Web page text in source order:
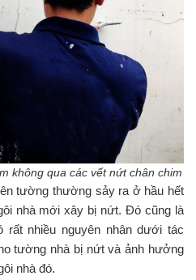
không qua các vết nứt chân chim
tường thường sảy ra ở hầu hết
nhà mới xây bị nứt. Đó cũng là
nhiều nguyên nhân dưới tác
tường nhà bị nứt và ảnh hưởng
nhà đó.